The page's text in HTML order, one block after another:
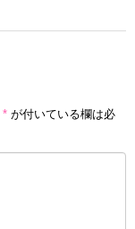
* が付いている欄は必